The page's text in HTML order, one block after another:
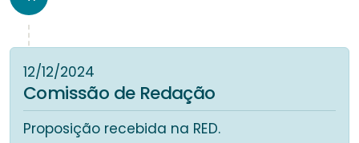
12/12/2024
Comissão de Redação
Proposição recebida na RED.